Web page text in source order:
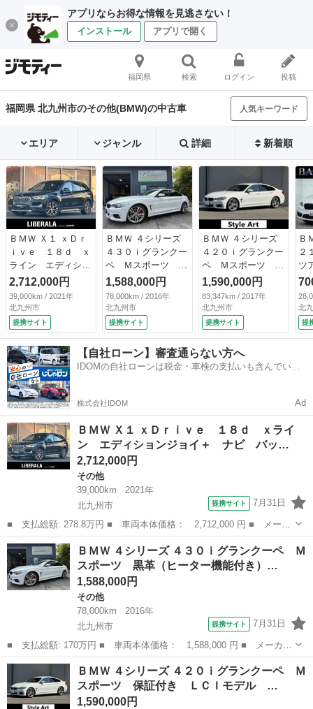
アプリならお得な情報を見逃さない！
インストール アプリで開く
福岡県 検索 ログイン 投稿
福岡県 北九州市のその他(BMW)の中古車 人気キーワード
エリア ジャンル 詳細 新着順
ＢＭＷ Ｘ１ ｘＤｒ
ｉｖｅ １８ｄ ｘ
ライン エディショ
ンジョイ＋ ナビ
バックカメラ ＴＶ
チューナー 前後ク
リアランスソナー
ＡＣＣ レーンキー
プ 衝突軽減ブレー
キ ハーフレザー
パワーシート アイ
ドリングストップ
スマートキー ＬＥ
Ｄライト 純正１８
インチＡＷ （検
10.3）
2,712,000円
39,000km / 2021年
北九州市
提携サイト
ＢＭＷ ４シリーズ
４３０ｉグランクー
ペ Ｍスポーツ 黒
革（ヒーター機能付
き）シート・純正Ｏ
Ｐ１９ｉｎｃｈアル
ミ・純正ナビ＆ＴＶ
（検9.6）
1,588,000円
78,000km / 2016年
北九州市
提携サイト
ＢＭＷ ４シリーズ
４２０ｉグランクー
ペ Ｍスポーツ 保
証付き ＬＣＩモデ
ル ファストトラッ
クパッケージ 黒レ
ザーシートＭスポー
ツブレーキキャリパ
ー ＬＥＤヘッドラ
イト バックカメ
ラ 液晶メーター
1,590,000円
83,347km / 2017年
北九州市
提携サイト
Ｂ
２
ツ
ン
リ
ィ
ビ
Ｌ
ア
（
北
提
【自社ローン】審査通らない方へ
IDOMの自社ローンは税金・車検の支払いも含んでいる
株式会社IDOM Ad
ＢＭＷ Ｘ１ ｘＤｒｉｖｅ １８ｄ ｘライ
ン エディションジョイ＋ ナビ バッ…
2,712,000円
その他
39,000km
2021年
北九州市
提携サイト 7月31日
■ 支払総額: 278.8万円 ■ 車両本体価格： 2,712,000 円 ■ メーカ
ー名： ＢＭＷ ■ 車種名： Ｘ１ ■ グレード名： ｘＤｒｉｖ
ｅ １８ｄ ｘライン エディションジョイ＋ ナビ バックカメ
ラ ＴＶチュ...
福岡 北九州市
ＢＭＷ ４シリーズ ４３０ｉグランクーペ Ｍ
スポーツ 黒革（ヒーター機能付き）…
1,588,000円
その他
78,000km
2016年
北九州市
提携サイト 7月31日
■ 支払総額: 170万円 ■ 車両本体価格： 1,588,000 円 ■ メーカー
名： ＢＭＷ ■ 車種名： ４シリーズ ■ グレード名： ４３０ｉ
グランクーペ Ｍスポーツ 黒革（ヒーター機能付き）シート・純正
ＯＰ１９ｉ...
福岡 北九州市
ＢＭＷ ４シリーズ ４２０ｉグランクーペ Ｍ
スポーツ 保証付き ＬＣＩモデル …
1,590,000円